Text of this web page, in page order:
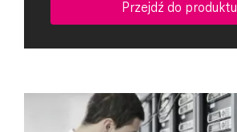
Przejdź do produktu